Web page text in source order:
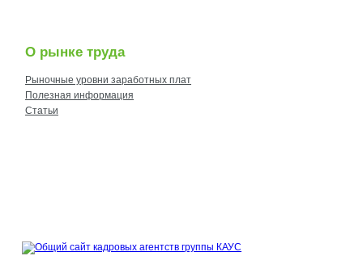
О рынке труда
Рыночные уровни заработных плат
Полезная информация
Статьи